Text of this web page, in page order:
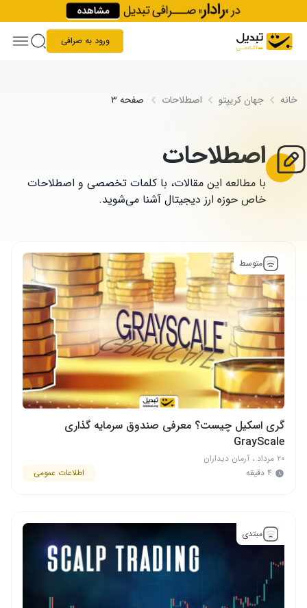
Skip to content
ورود به صرافی
خانه جهان کریپتو اصطلاحات صفحه ۳
اصطلاحات
با مطالعه این مقالات، با کلمات تخصصی و اصطلاحات
خاص حوزه ارز دیجیتال آشنا می‌شوید.
متوسط
گری اسکیل چیست؟ معرفی صندوق سرمایه گذاری
GrayScale
۲۰ مرداد ، آرمان دیداران
۴ دقیقه
اطلاعات عمومی
مبتدی